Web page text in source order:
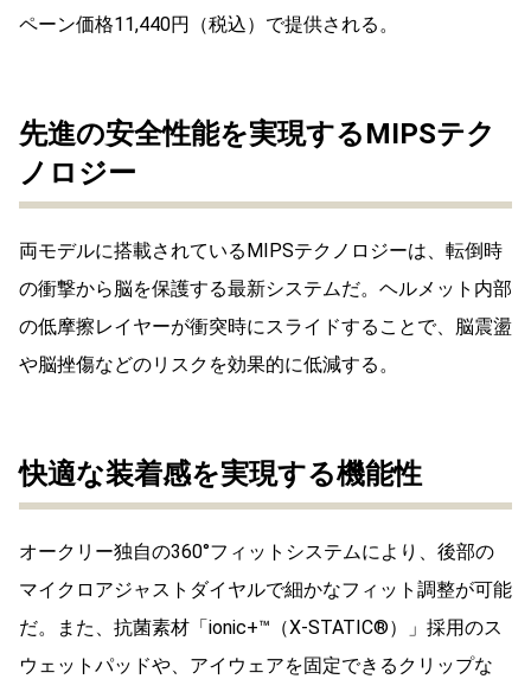
ペーン価格11,440円（税込）で提供される。
先進の安全性能を実現するMIPSテク
ノロジー
両モデルに搭載されているMIPSテクノロジーは、転倒時
の衝撃から脳を保護する最新システムだ。ヘルメット内部
の低摩擦レイヤーが衝突時にスライドすることで、脳震盪
や脳挫傷などのリスクを効果的に低減する。
快適な装着感を実現する機能性
オークリー独自の360°フィットシステムにより、後部の
マイクロアジャストダイヤルで細かなフィット調整が可能
だ。また、抗菌素材「ionic+™（X-STATIC®）」採用のス
ウェットパッドや、アイウェアを固定できるクリップな